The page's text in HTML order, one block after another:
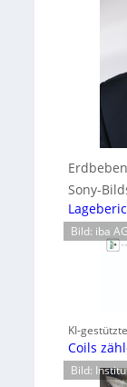
Sony-
Bild: iba AG
KI-
Coils
Bild: